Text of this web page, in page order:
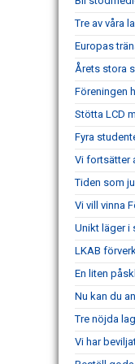
Tre av våra
Europas
Årets stora
Föreningen
Stötta LCD
Fyra
Vi fortsätter
Tiden som
Vi vill vinna
Unikt läger i
LKAB
En liten
Nu kan du
Tre nöjda
Vi har